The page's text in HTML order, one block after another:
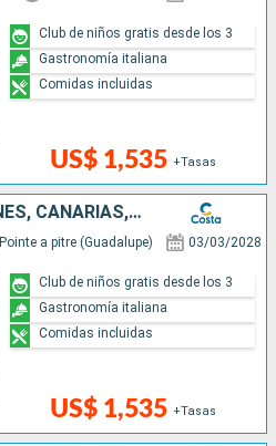
US$ 1,535 +Tasas
Club de niños gratis desde los 3
Gastronomía italiana
Comidas incluidas
ANTILLAS, ISLAS VÍRGENES, CANARIAS, MARRUECOS, ESPAÑA, FRANCIA, ITALIA
Pointe a pitre (Guadalupe) 03/03/2028
US$ 1,535 +Tasas
Club de niños gratis desde los 3
Gastronomía italiana
Comidas incluidas